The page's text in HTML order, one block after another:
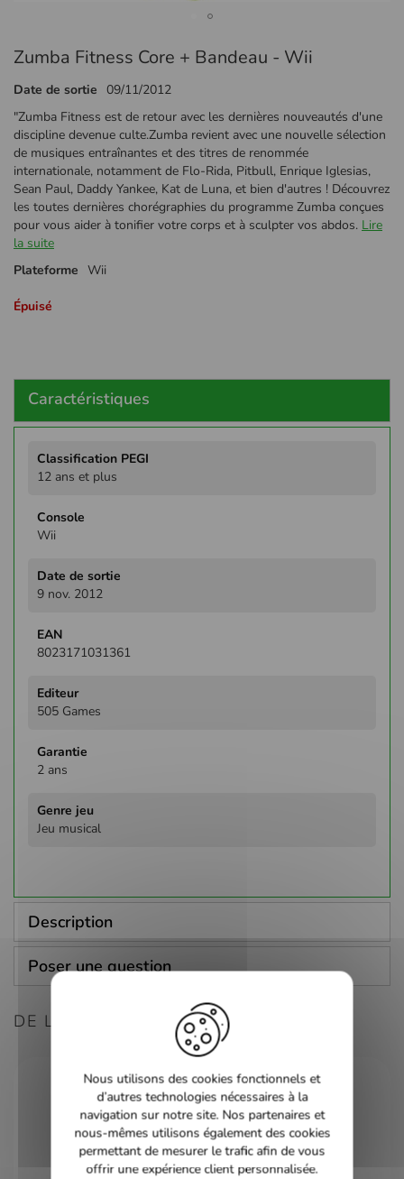
au
de
la
Galerie
d’images
Zumba Fitness Core + Bandeau - Wii
Date de sortie 09/11/2012
"Zumba Fitness est de retour avec les dernières nouveautés d'une
discipline devenue culte.Zumba revient avec une nouvelle sélection
de musiques entraînantes et des titres de renommée
internationale, notamment de Flo-Rida, Pitbull, Enrique Iglesias,
Sean Paul, Daddy Yankee, Kat de Luna, et bien d'autres ! Découvrez
les toutes dernières chorégraphies du programme Zumba conçues
pour vous aider à tonifier votre corps et à sculpter vos abdos. Lire
la suite
Plateforme Wii
Épuisé
Caractéristiques
d'infos
12 ans et plus
Wii
9 nov. 2012
8023171031361
505 Games
2 ans
Jeu musical
Description
Poser une question
DE LA MÊME CONSOLE
Nous utilisons des cookies fonctionnels et
d’autres technologies nécessaires à la
navigation sur notre site. Nos partenaires et
nous-mêmes utilisons également des cookies
permettant de mesurer le trafic afin de vous
offrir une expérience client personnalisée.